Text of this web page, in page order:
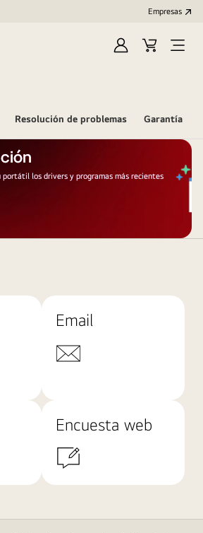
Empresas
IniciarCarritoOpen
Resolución de problemas Garantía
los drivers y programas más recientes
Email
Encuesta web